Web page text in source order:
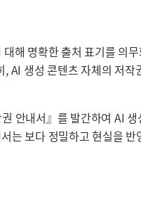
해 명확한 출처 표기를 의
AI 생성 콘텐츠 자체의 저
안내서』를 발간하여 AI
보다 정밀하고 현실을